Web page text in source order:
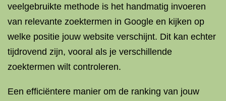
veelgebruikte methode is het handmatig invoeren
van relevante zoektermen in Google en kijken op
welke positie jouw website verschijnt. Dit kan echter
tijdrovend zijn, vooral als je verschillende
zoektermen wilt controleren.
Een efficiëntere manier om de ranking van jouw